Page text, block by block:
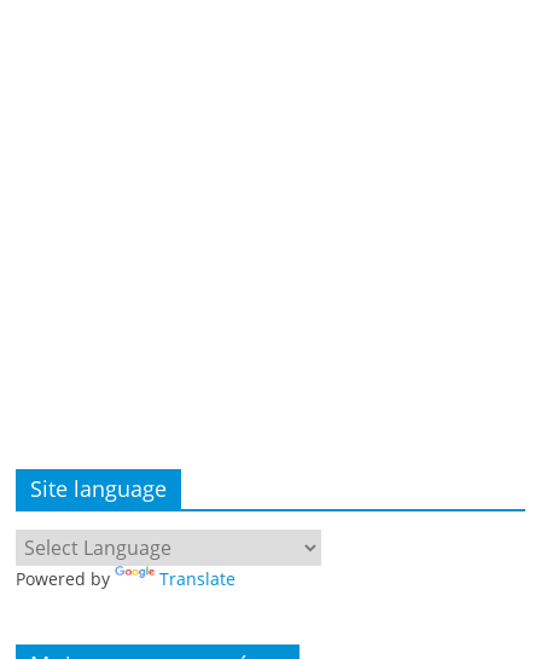
Site language
Powered by Translate